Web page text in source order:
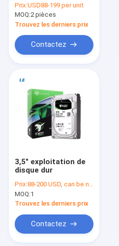
disque dur de
Western Digital
Prix:USD88-199 per unit
MOQ:2 pièces
Trouvez les derniers prix
Contactez
3,5" exploitation de
disque dur
Prix:88-200 USD, can be negotiate
MOQ:1
Trouvez les derniers prix
Contactez